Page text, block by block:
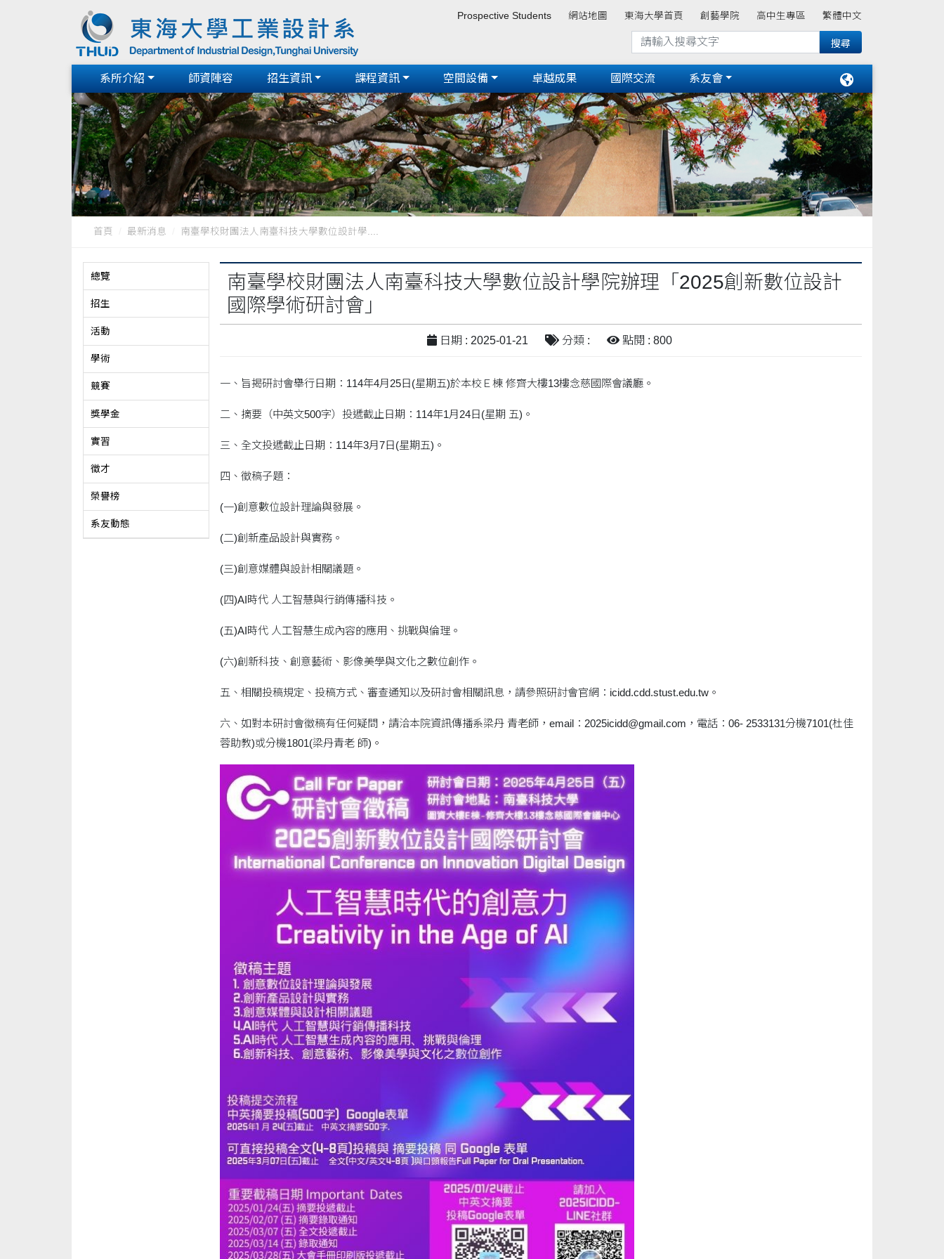
Prospective Students 網站地圖 東海大學首頁 創藝學院 高中生專區 繁體中文
系所介紹 師資陣容 招生資訊 課程資訊 空間設備 卓越成果 國際交流 系友會
首頁 最新消息 南臺學校財團法人南臺科技大學數位設計學....
總覽
招生
活動
學術
競賽
獎學金
實習
徵才
榮譽榜
系友動態
南臺學校財團法人南臺科技大學數位設計學院辦理「2025創新數位設計
國際學術研討會」
日期 : 2025-01-21 分類 : 點閱 : 800
一、旨揭研討會舉行日期：114年4月25日(星期五)於本校Ｅ棟 修齊大樓13樓念慈國際會議廳。
二、摘要（中英文500字）投遞截止日期：114年1月24日(星期 五)。
三、全文投遞截止日期：114年3月7日(星期五)。
四、徵稿子題：
(一)創意數位設計理論與發展。
(二)創新產品設計與實務。
(三)創意媒體與設計相關議題。
(四)AI時代 人工智慧與行銷傳播科技。
(五)AI時代 人工智慧生成內容的應用、挑戰與倫理。
(六)創新科技、創意藝術、影像美學與文化之數位創作。
五、相關投稿規定、投稿方式、審查通知以及研討會相關訊息，請參照研討會官網：icidd.cdd.stust.edu.tw。
六、如對本研討會徵稿有任何疑問，請洽本院資訊傳播系梁丹 青老師，email：2025icidd@gmail.com，電話：06- 2533131分機7101(杜佳
蓉助教)或分機1801(梁丹青老 師)。